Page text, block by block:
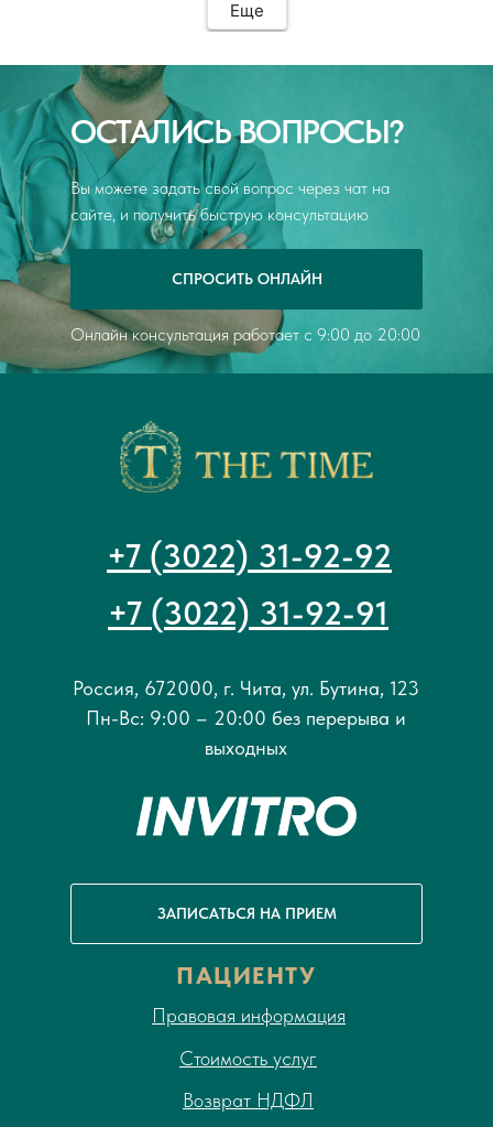
Специалист доносила информацию в понятной
форме и смогла ответить на все вопросы, которые
возникали. Обязательно обращусь к Елене
Сергеевне повторно, если вдруг потребуется. По
моему мнению, данного доктора однозначно
можно порекомендовать своим знакомым и
другим пациентам при необходимости.
Еще
ОСТАЛИСЬ ВОПРОСЫ?
Вы можете задать свой вопрос через чат на
сайте, и получить быструю консультацию
Онлайн консультация работает с 9:00 до 20:00
СПРОСИТЬ ОНЛАЙН
ПАЦИЕНТУ
Правовая информация
Возврат НДФЛ
Стоимость услуг
Россия, 672000, г. Чита, ул. Бутина, 123
Пн-Вс: 9:00 – 20:00 без перерыва и
выходных
+7 (3022) 31-92-92
+7 (3022) 31-92-91
ЗАПИСАТЬСЯ НА ПРИЕМ